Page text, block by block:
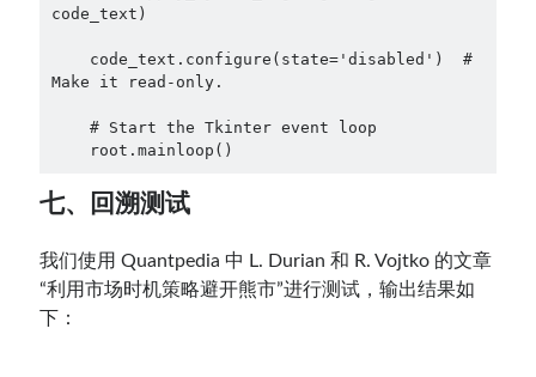
code_text)
Make it read-only.
    root.mainloop()
七、回溯测试
我们使用 Quantpedia 中 L. Durian 和 R. Vojtko 的文章
“利用市场时机策略避开熊市”进行测试，输出结果如
下：